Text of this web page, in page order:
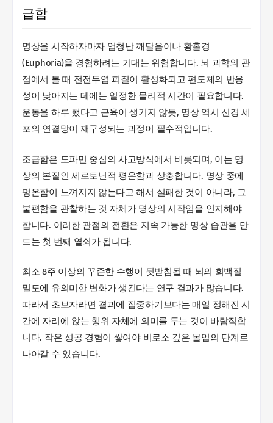
급함
명상을 시작하자마자 엄청난 깨달음이나 황홀경
(Euphoria)을 경험하려는 기대는 위험합니다. 뇌 과학의 관
점에서 볼 때 전전두엽 피질이 활성화되고 편도체의 반응
성이 낮아지는 데에는 일정한 물리적 시간이 필요합니다.
운동을 하루 했다고 근육이 생기지 않듯, 명상 역시 신경 세
포의 연결망이 재구성되는 과정이 필수적입니다.
조급함은 도파민 중심의 사고방식에서 비롯되며, 이는 명
상의 본질인 세로토닌적 평온함과 상충합니다. 명상 중에
평온함이 느껴지지 않는다고 해서 실패한 것이 아니라, 그
불편함을 관찰하는 것 자체가 명상의 시작임을 인지해야
합니다. 이러한 관점의 전환은 지속 가능한 명상 습관을 만
드는 첫 번째 열쇠가 됩니다.
최소 8주 이상의 꾸준한 수행이 뒷받침될 때 뇌의 회백질
밀도에 유의미한 변화가 생긴다는 연구 결과가 많습니다.
따라서 초보자라면 결과에 집중하기보다는 매일 정해진 시
간에 자리에 앉는 행위 자체에 의미를 두는 것이 바람직합
니다. 작은 성공 경험이 쌓여야 비로소 깊은 몰입의 단계로
나아갈 수 있습니다.